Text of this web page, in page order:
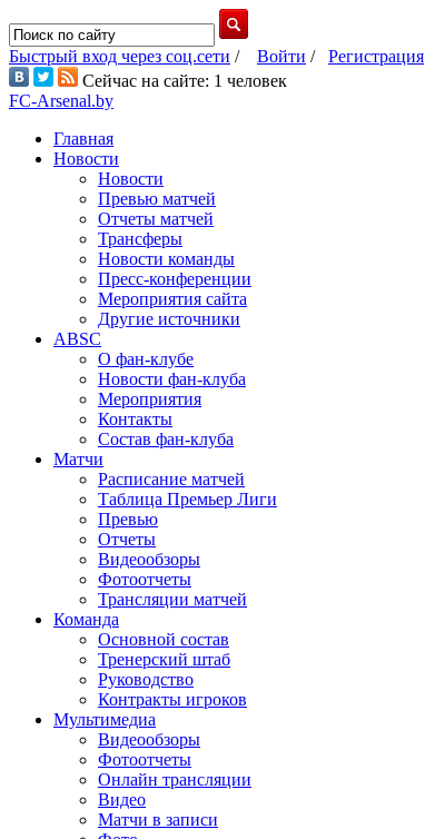
Быстрый вход через соц.сети / Войти / Регистрация
Сейчас на сайте: 1 человек
FC-Arsenal.by
Главная
Новости
Новости
Превью матчей
Отчеты матчей
Трансферы
Новости команды
Пресс-конференции
Мероприятия сайта
Другие источники
ABSC
О фан-клубе
Новости фан-клуба
Мероприятия
Контакты
Состав фан-клуба
Матчи
Расписание матчей
Таблица Премьер Лиги
Превью
Отчеты
Видеообзоры
Фотоотчеты
Трансляции матчей
Команда
Основной состав
Тренерский штаб
Руководство
Контракты игроков
Мультимедиа
Видеообзоры
Фотоотчеты
Онлайн трансляции
Видео
Матчи в записи